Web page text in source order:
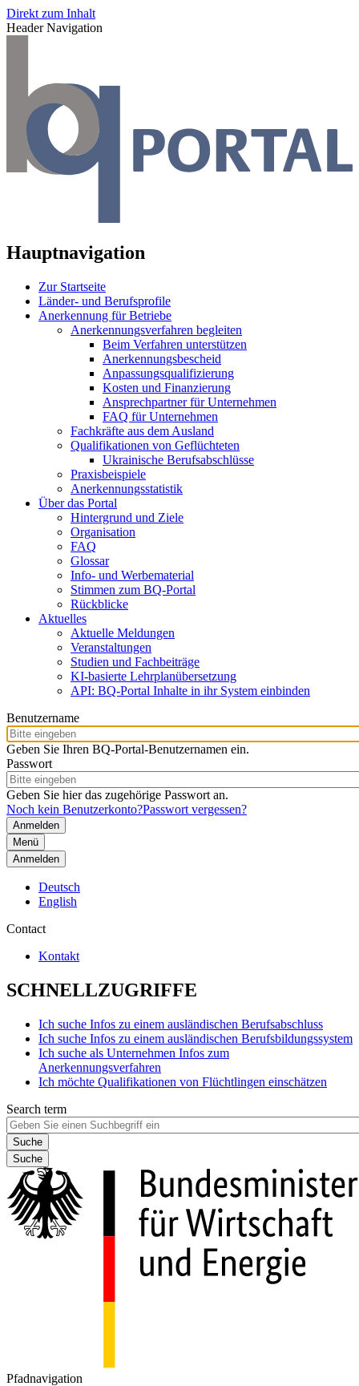
Direkt zum Inhalt
Header Navigation
Hauptnavigation
Zur Startseite
Länder- und Berufsprofile
Anerkennung für Betriebe
Anerkennungsverfahren begleiten
Beim Verfahren unterstützen
Anerkennungsbescheid
Anpassungsqualifizierung
Kosten und Finanzierung
Ansprechpartner für Unternehmen
FAQ für Unternehmen
Fachkräfte aus dem Ausland
Qualifikationen von Geflüchteten
Ukrainische Berufsabschlüsse
Praxisbeispiele
Anerkennungsstatistik
Über das Portal
Hintergrund und Ziele
Organisation
FAQ
Glossar
Info- und Werbematerial
Stimmen zum BQ-Portal
Rückblicke
Aktuelles
Aktuelle Meldungen
Veranstaltungen
Studien und Fachbeiträge
KI-basierte Lehrplanübersetzung
API: BQ-Portal Inhalte in ihr System einbinden
Benutzername
Geben Sie Ihren BQ-Portal-Benutzernamen ein.
Passwort
Geben Sie hier das zugehörige Passwort an.
Noch kein Benutzerkonto?Passwort vergessen?
Menü
Anmelden
Deutsch
English
Contact
Kontakt
SCHNELLZUGRIFFE
Ich suche Infos zu einem ausländischen Berufsabschluss
Ich suche Infos zu einem ausländischen Berufsbildungssystem
Ich suche als Unternehmen Infos zum
Anerkennungsverfahren
Ich möchte Qualifikationen von Flüchtlingen einschätzen
Search term
Suche
Pfadnavigation